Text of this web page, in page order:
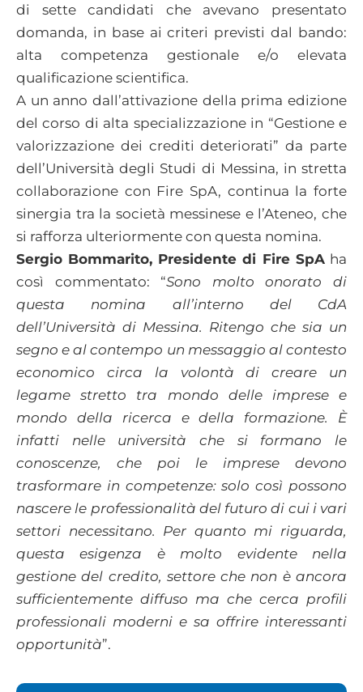
di sette candidati che avevano presentato
domanda, in base ai criteri previsti dal bando:
alta competenza gestionale e/o elevata
qualificazione scientifica.
A un anno dall’attivazione della prima edizione
del corso di alta specializzazione in “Gestione e
valorizzazione dei crediti deteriorati” da parte
dell’Università degli Studi di Messina, in stretta
collaborazione con Fire SpA, continua la forte
sinergia tra la società messinese e l’Ateneo, che
si rafforza ulteriormente con questa nomina.
Sergio Bommarito, Presidente di Fire SpAha
così commentato: “Sono molto onorato di
questa nomina all’interno del CdA
dell’Università di Messina. Ritengo che sia un
segno e al contempo un messaggio al contesto
economico circa la volontà di creare un
legame stretto tra mondo delle imprese e
mondo della ricerca e della formazione. È
infatti nelle università che si formano le
conoscenze, che poi le imprese devono
trasformare in competenze: solo così possono
nascere le professionalità del futuro di cui i vari
settori necessitano. Per quanto mi riguarda,
questa esigenza è molto evidente nella
gestione del credito, settore che non è ancora
sufficientemente diffuso ma che cerca profili
professionali moderni e sa offrire interessanti
opportunità”.